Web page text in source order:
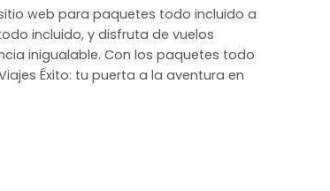
web para paquetes todo incluido a
incluido, y disfruta de vuelos
inigualable. Con los paquetes todo
Éxito: tu puerta a la aventura en